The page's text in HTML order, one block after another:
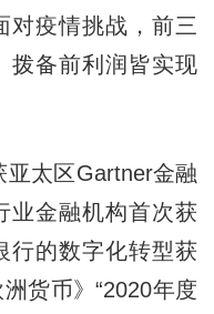
对疫情挑战，前三
拨备前利润皆实现
太区Gartner金融
业金融机构首次获
行的数字化转型获
货币》“2020年度